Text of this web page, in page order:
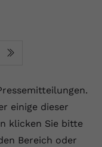
einige dieser
klicken Sie bitte
Bereich oder